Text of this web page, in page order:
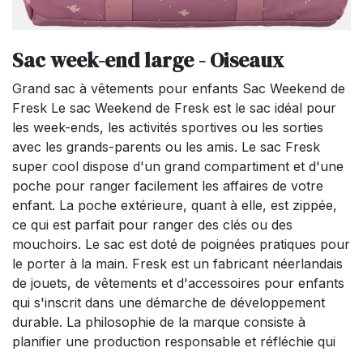
Sac week-end large - Oiseaux
Grand sac à vêtements pour enfants Sac Weekend de
Fresk Le sac Weekend de Fresk est le sac idéal pour
les week-ends, les activités sportives ou les sorties
avec les grands-parents ou les amis. Le sac Fresk
super cool dispose d'un grand compartiment et d'une
poche pour ranger facilement les affaires de votre
enfant. La poche extérieure, quant à elle, est zippée,
ce qui est parfait pour ranger des clés ou des
mouchoirs. Le sac est doté de poignées pratiques pour
le porter à la main. Fresk est un fabricant néerlandais
de jouets, de vêtements et d'accessoires pour enfants
qui s'inscrit dans une démarche de développement
durable. La philosophie de la marque consiste à
planifier une production responsable et réfléchie qui